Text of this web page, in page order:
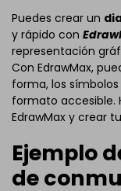
Puedes crear un
y rápido con
representación
Con EdrawMax,
forma, los
formato accesible.
EdrawMax y crear
Ejemplo
de